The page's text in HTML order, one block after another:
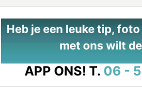
Heb je een leuke tip,
met ons wilt
APP ONS! T. 06 -